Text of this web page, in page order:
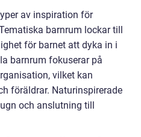
av inspiration för
barnrum lockar till
för barnet att dyka in i
barnrum fokuserar på
vilket kan
föräldrar. Naturinspirerade
och anslutning till